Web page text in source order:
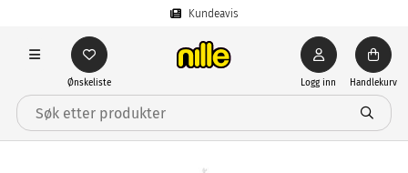
Kundeavis
Ønskeliste Logg inn Handlekurv